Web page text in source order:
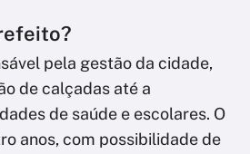
pela gestão da cidade,
de calçadas até a
de saúde e escolares. O
anos, com possibilidade de